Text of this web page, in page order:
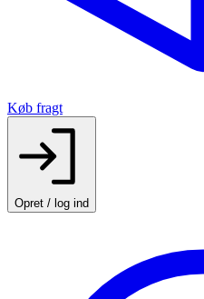
Køb fragt
Opret / log ind